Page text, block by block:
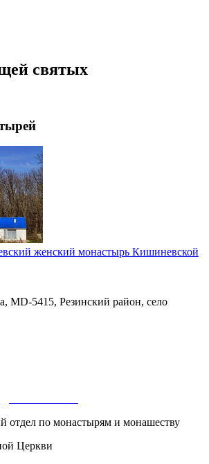
святых
женский монастырь Кишиневской
MD-5415, Резинский район, село
отдел по монастырям и монашеству
Церкви